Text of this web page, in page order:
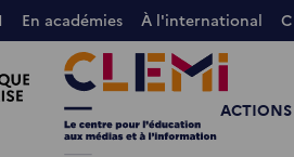
En académies À l'international
Images
ACTIONS